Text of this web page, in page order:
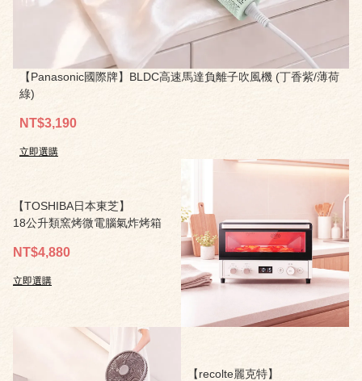
【Panasonic國際牌】BLDC高速馬達負離子吹風機 (丁香紫/薄荷
綠)
NT$3,190
立即選購
【TOSHIBA日本東芝】
18公升類窯烤微電腦氣炸烤箱
NT$4,880
立即選購
【recolte麗克特】